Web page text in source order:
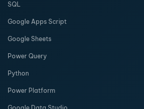
SQL
Google Apps Script
Google Sheets
Power Query
Python
Power Platform